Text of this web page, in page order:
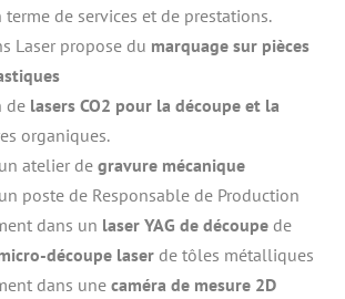
terme de services et de prestations.
Laser propose du marquage sur pièces
de lasers CO2 pour la découpe et la
organiques.
atelier de gravure mécanique
poste de Responsable de Production
dans un laser YAG de découpe de
découpe laser de tôles métalliques
dans une caméra de mesure 2D